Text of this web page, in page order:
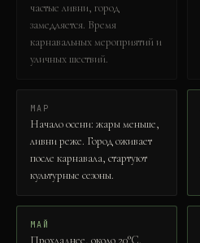
частые ливни, город
замедляется. Время
карнавальных мероприятий и
уличных шествий.
МАР
Начало осени: жары меньше,
ливни реже. Город оживает
после карнавала, стартуют
культурные сезоны.
МАЙ
Прохладнее, около 20°C.